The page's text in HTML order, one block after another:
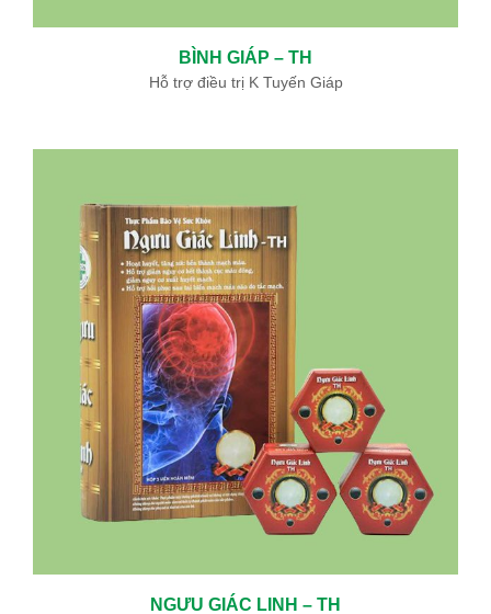
BÌNH GIÁP – TH
Hỗ trợ điều trị K Tuyến Giáp
NGƯU GIÁC LINH – TH